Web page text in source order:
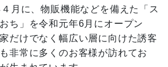
月に、物販機能などを備えた「ス
ち」を令和元年6月にオープン
だけでなく幅広い層に向けた誘客
非常に多くのお客様が訪れてお